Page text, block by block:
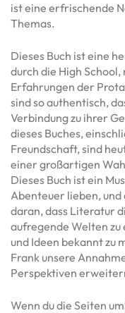
ist eine erfrischende
Themas.
Dieses Buch ist eine
durch die High
Erfahrungen der
sind so authentisch,
Verbindung zu ihrer
dieses Buches,
Freundschaft, sind
einer großartigen
Dieses Buch ist ein
Abenteuer lieben,
daran, dass Literatur
aufregende Welten
und Ideen bekannt zu
Frank unsere
Perspektiven
Wenn du die Seiten